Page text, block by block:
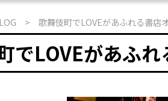
> 歌舞伎町でLOVEがあふれる書店
でLOVEがあふ